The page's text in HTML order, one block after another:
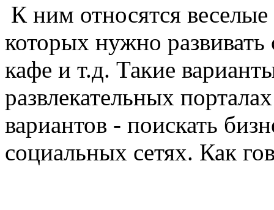
К ним относятся
которых нужно
кафе и т.д. Такие
развлекательных
вариантов - поискать
социальных сетях. Как